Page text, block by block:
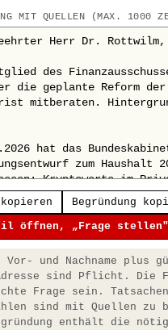
MIT QUELLEN (MAX. 1000
Begründung
öffnen, „Frage stellen"
Vor- und Nachname plus
sind Pflicht. Die
Frage sein.
sind mit Quellen zu
enthält die